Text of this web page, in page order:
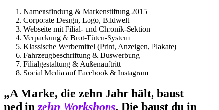
Namensfindung & Markenstiftung 2015
Corporate Design, Logo, Bildwelt
Webseite mit Filial- und Chronik-Sektion
Verpackung & Brot-Tüten-System
Klassische Werbemittel (Print, Anzeigen, Plakate)
Fahrzeugbeschriftung & Buswerbung
Filialgestaltung & Außenauftritt
Social Media auf Facebook & Instagram
„A Marke, die zehn Jahr hält, baust
ned in zehn Workshops. Die baust du in